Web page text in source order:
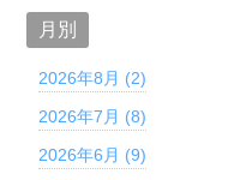
月別
2026年8月 (2)
2026年7月 (8)
2026年6月 (9)